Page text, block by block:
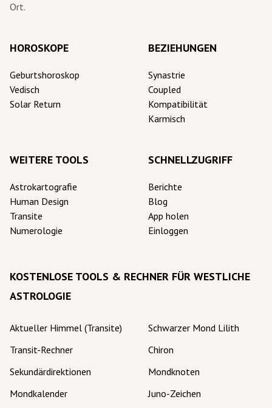
Ort.
HOROSKOPE
Geburtshoroskop
Vedisch
Solar Return
BEZIEHUNGEN
Synastrie
Coupled
Kompatibilität
Karmisch
WEITERE TOOLS
Astrokartografie
Human Design
Transite
Numerologie
SCHNELLZUGRIFF
Berichte
Blog
App holen
Einloggen
KOSTENLOSE TOOLS & RECHNER FÜR WESTLICHE
ASTROLOGIE
Aktueller Himmel (Transite)
Transit-Rechner
Sekundärdirektionen
Mondkalender
Schwarzer Mond Lilith
Chiron
Mondknoten
Juno-Zeichen